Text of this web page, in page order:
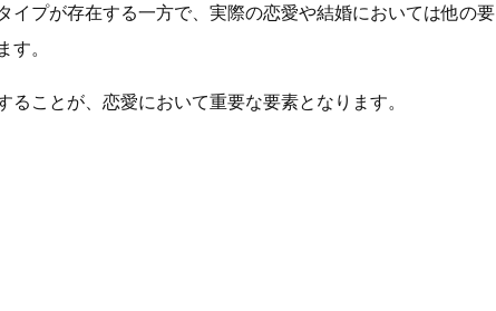
イプが存在する一方で、実際の恋愛や結婚においては他の要
。
ることが、恋愛において重要な要素となります。